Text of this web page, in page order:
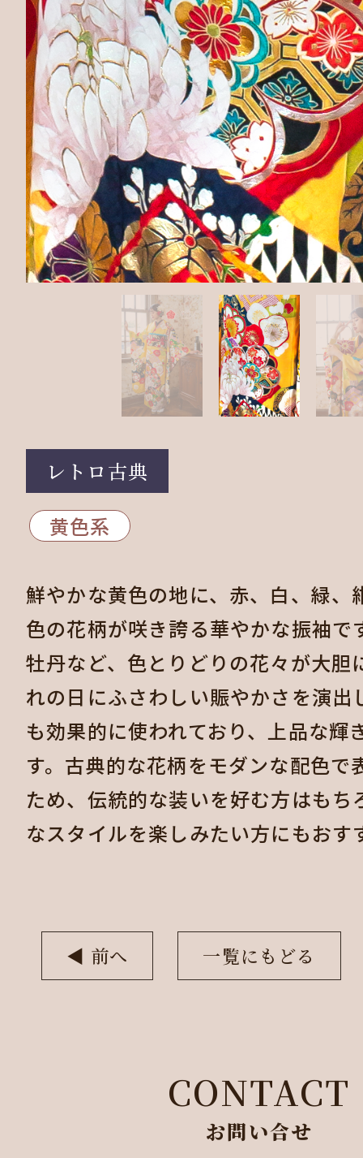
レトロ古典
黄色系
鮮やかな黄色の地に、赤、白、緑、
色の花柄が咲き誇る華やかな振袖で
牡丹など、色とりどりの花々が大胆
れの日にふさわしい賑やかさを演出
も効果的に使われており、上品な輝
す。古典的な花柄をモダンな配色で
ため、伝統的な装いを好む方はもち
なスタイルを楽しみたい方にもおす
◀︎ 前へ 一覧にもどる
CONTACT
お問い合せ